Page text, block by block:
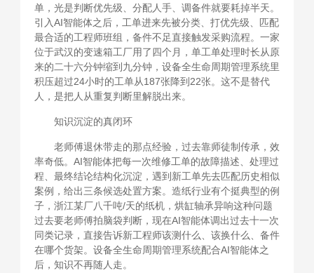
单，光是判断优先级、分配人手、调备件就要耗掉半天。
引入AI智能体之后，工单进来先被分类、打优先级、匹配
最合适的工程师班组，备件不足直接触发采购流程。一家
位于武汉的变速箱工厂用了四个月，单工单处理时长从原
来的二十六分钟缩到九分钟，设备全生命周期管理系统里
积压超过24小时的工单从187张降到22张。这不是替代
人，是把人从重复判断里解脱出来。
知识沉淀的真闭环
老师傅退休带走的那点经验，过去靠师徒制传承，效
率奇低。AI智能体把每一次维修工单的故障描述、处理过
程、最终结论结构化沉淀，遇到新工单先去匹配历史相似
案例，给出三条候选处置方案。造纸行业有个挺典型的例
子，浙江某厂八千吨/天的纸机，烘缸轴承异响这种问题
过去要老师傅拍脑袋判断，现在AI智能体调出过去十一次
同类记录，直接告诉新工程师该测什么、该换什么、备件
在哪个货架。设备全生命周期管理系统配合AI智能体之
后，知识不再随人走。